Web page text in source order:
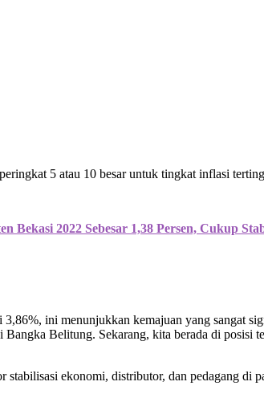
5 atau 10 besar untuk tingkat inflasi
Bekasi 2022 Sebesar 1,38 Persen, Cukup
ini menunjukkan kemajuan yang sangat
Belitung. Sekarang, kita berada di posisi
ekonomi, distributor, dan pedagang di